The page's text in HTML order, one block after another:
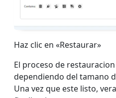
Haz clic en «Restaurar»
El proceso de
dependiendo del tamano
Una vez que este listo,